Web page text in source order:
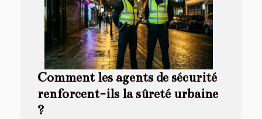
Comment les agents de sécurité
renforcent-ils la sûreté urbaine
?